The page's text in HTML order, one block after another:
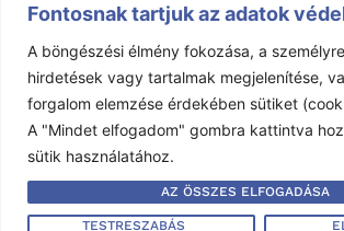
Fontosnak tartjuk az adatok
A böngészési élmény fokozása, a
hirdetések vagy tartalmak megjelenítése,
forgalom elemzése érdekében sütiket
A "Mindet elfogadom" gombra kattintva
sütik használatához.
TESTRESZABÁS
AZ ÖSSZES ELFOGADÁSA
Éves beszámoló - 2021
Éves beszámoló - 2020
Minden jog fenntartva © FBAMSZ
Impresszum– Jogi nyilatkozat–